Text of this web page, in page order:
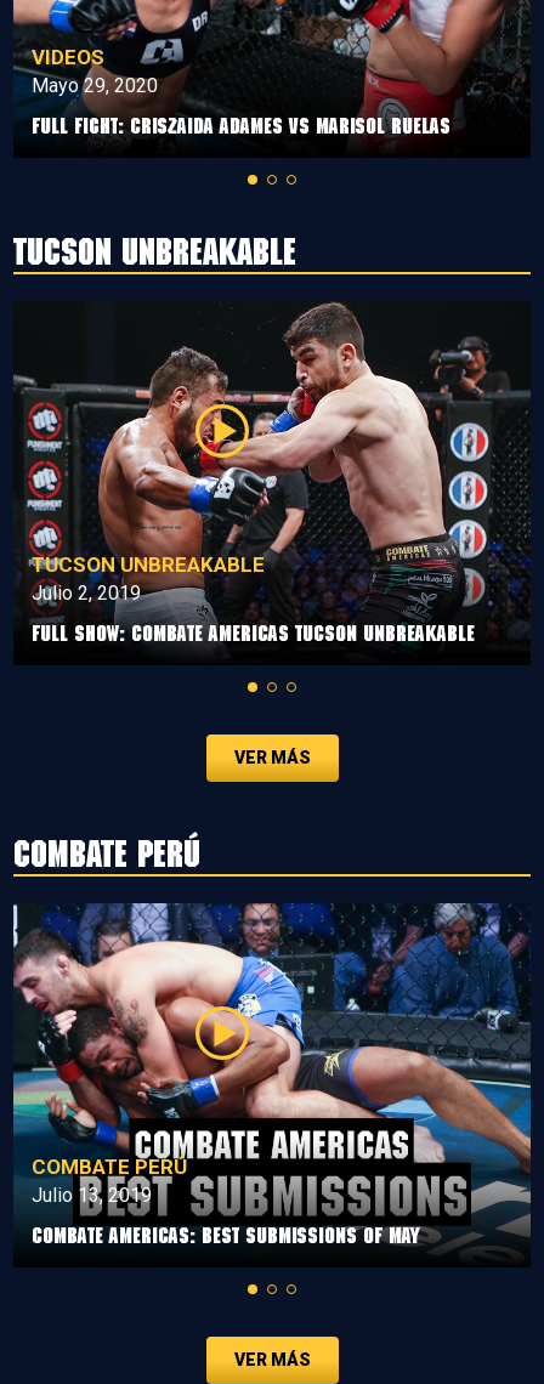
VIDEOS
Mayo 29, 2020
Full Fight: Criszaida Adames vs Marisol Ruelas
Tucson Unbreakable
TUCSON UNBREAKABLE
Julio 2, 2019
Full Show: Combate Americas Tucson Unbreakable
VER MÁS
Combate Perú
COMBATE PERÚ
Julio 13, 2019
Combate Americas: Best Submissions Of May
VER MÁS